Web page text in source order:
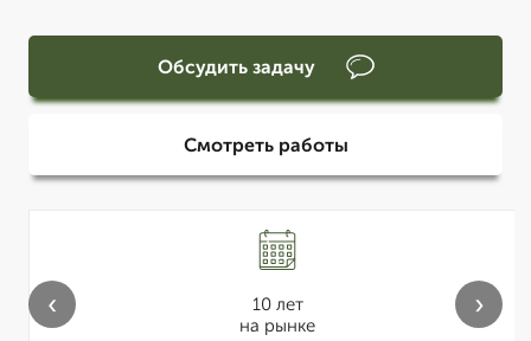
Обсудить задачу
Смотреть работы
10 лет
на рынке
‹ ›